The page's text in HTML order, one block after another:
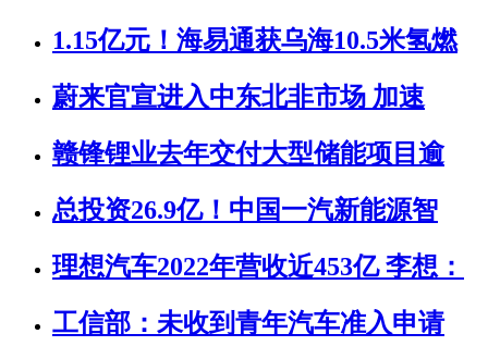
1.15亿元！海易通获乌海10.5米氢燃
蔚来官宣进入中东北非市场 加速
赣锋锂业去年交付大型储能项目逾
总投资26.9亿！中国一汽新能源智
理想汽车2022年营收近453亿 李想：
工信部：未收到青年汽车准入申请